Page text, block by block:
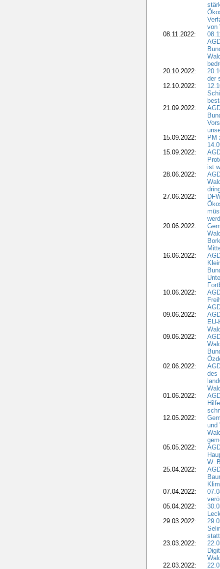
von
08.11.2022:
20.10.2022:
der
12.10.2022:
21.09.2022:
15.09.2022:
PM
15.09.2022:
ist
28.06.2022:
27.06.2022:
20.06.2022:
16.06.2022:
10.06.2022:
09.06.2022:
09.06.2022:
02.06.2022:
des
01.06.2022:
12.05.2022:
und
05.05.2022:
W.
25.04.2022:
07.04.2022:
05.04.2022:
29.03.2022:
23.03.2022:
22.03.2022: